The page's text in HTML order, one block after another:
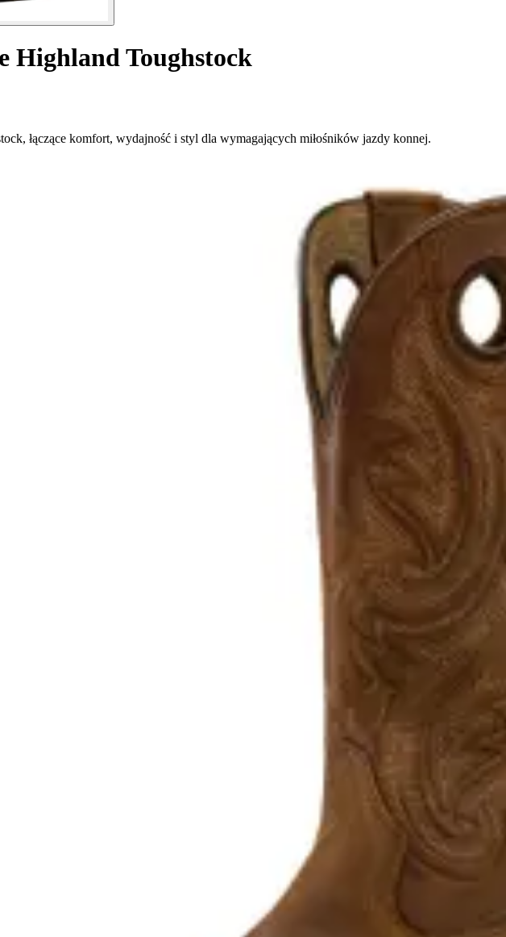
Highland Toughstock
łączące komfort, wydajność i styl dla wymagających miłośników jazdy konnej.